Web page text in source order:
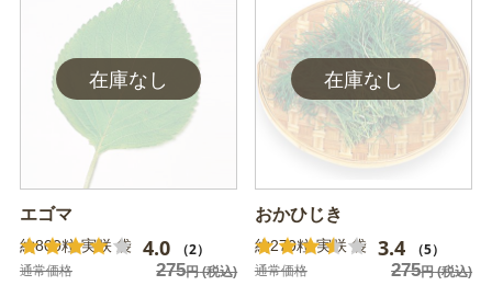
エゴマ
4.0 （2）
約800粒 実咲 袋
通常価格 275円(税込)
おかひじき
3.4 （5）
約270粒 実咲 袋
通常価格 275円(税込)